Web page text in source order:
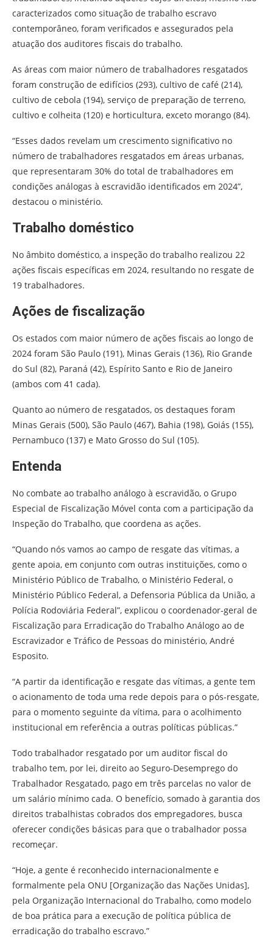
caracterizados como situação de trabalho escravo
contemporâneo, foram verificados e assegurados pela
atuação dos auditores fiscais do trabalho.
As áreas com maior número de trabalhadores resgatados
foram construção de edifícios (293), cultivo de café (214),
cultivo de cebola (194), serviço de preparação de terreno,
cultivo e colheita (120) e horticultura, exceto morango (84).
“Esses dados revelam um crescimento significativo no
número de trabalhadores resgatados em áreas urbanas,
que representaram 30% do total de trabalhadores em
condições análogas à escravidão identificados em 2024”,
destacou o ministério.
Trabalho doméstico
No âmbito doméstico, a inspeção do trabalho realizou 22
ações fiscais específicas em 2024, resultando no resgate de
19 trabalhadores.
Ações de fiscalização
Os estados com maior número de ações fiscais ao longo de
2024 foram São Paulo (191), Minas Gerais (136), Rio Grande
do Sul (82), Paraná (42), Espírito Santo e Rio de Janeiro
(ambos com 41 cada).
Quanto ao número de resgatados, os destaques foram
Minas Gerais (500), São Paulo (467), Bahia (198), Goiás (155),
Pernambuco (137) e Mato Grosso do Sul (105).
Entenda
No combate ao trabalho análogo à escravidão, o Grupo
Especial de Fiscalização Móvel conta com a participação da
Inspeção do Trabalho, que coordena as ações.
“Quando nós vamos ao campo de resgate das vítimas, a
gente apoia, em conjunto com outras instituições, como o
Ministério Público de Trabalho, o Ministério Federal, o
Ministério Público Federal, a Defensoria Pública da União, a
Polícia Rodoviária Federal”, explicou o coordenador-geral de
Fiscalização para Erradicação do Trabalho Análogo ao de
Escravizador e Tráfico de Pessoas do ministério, André
Esposito.
“A partir da identificação e resgate das vítimas, a gente tem
o acionamento de toda uma rede depois para o pós-resgate,
para o momento seguinte da vítima, para o acolhimento
institucional em referência a outras políticas públicas.”
Todo trabalhador resgatado por um auditor fiscal do
trabalho tem, por lei, direito ao Seguro-Desemprego do
Trabalhador Resgatado, pago em três parcelas no valor de
um salário mínimo cada. O benefício, somado à garantia dos
direitos trabalhistas cobrados dos empregadores, busca
oferecer condições básicas para que o trabalhador possa
recomeçar.
“Hoje, a gente é reconhecido internacionalmente e
formalmente pela ONU [Organização das Nações Unidas],
pela Organização Internacional do Trabalho, como modelo
de boa prática para a execução de política pública de
erradicação do trabalho escravo.”